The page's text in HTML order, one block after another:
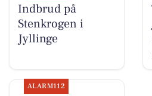
Indbrud på
Stenkrogen i
Jyllinge
ALARM112